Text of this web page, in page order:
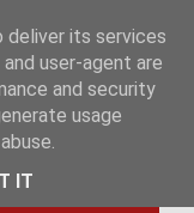
deliver its services
user-agent are
and security
usage
IT